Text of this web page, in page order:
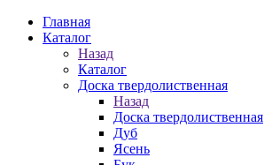
Главная
Каталог
Назад
Каталог
Доска твердолиственная
Назад
Доска твердолиственная
Дуб
Ясень